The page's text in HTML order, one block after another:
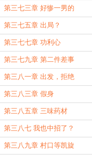
第三七三章 好惨一男的
第三七五章 出局？
第三七七章 功利心
第三七九章 第二件差事
第三八一章 出发，拒绝
第三八三章 假身
第三八五章 三味药材
第三八七 我也中招了？
第三八九章 村口等凯旋